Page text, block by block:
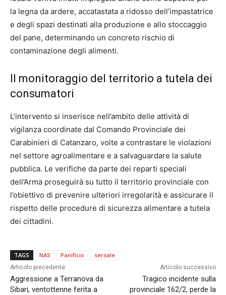
la legna da ardere, accatastata a ridosso dell’impastatrice
e degli spazi destinati alla produzione e allo stoccaggio
del pane, determinando un concreto rischio di
contaminazione degli alimenti.
Il monitoraggio del territorio a tutela dei
consumatori
L’intervento si inserisce nell’ambito delle attività di
vigilanza coordinate dal Comando Provinciale dei
Carabinieri di Catanzaro, volte a contrastare le violazioni
nel settore agroalimentare e a salvaguardare la salute
pubblica. Le verifiche da parte dei reparti speciali
dell’Arma proseguirà su tutto il territorio provinciale con
l’obiettivo di prevenire ulteriori irregolarità e assicurare il
rispetto delle procedure di sicurezza alimentare a tutela
dei cittadini.
TAGS NAS Panificio sersale
Articolo precedente
Aggressione a Terranova da
Sibari, ventottenne ferita a
Articolo successivo
Tragico incidente sulla
provinciale 162/2, perde la